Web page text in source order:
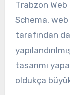
Trabzon Web Tasarımda Schema Kullanımı
Schema,
tarafından
tasarımı
oldukça